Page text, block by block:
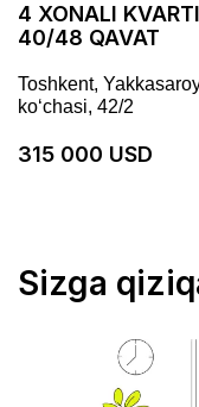
4 XONALI
40/48 QAVAT
Toshkent,
koʻchasi, 42/2
315 000 USD
Sizga